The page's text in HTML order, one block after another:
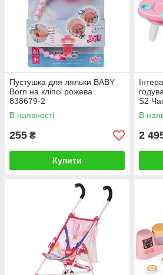
Пустушка для ляльки BABY
Born на кліпсі рожева
838679-2
В наявності
255 ₴
Купити
S2
840634
В
2